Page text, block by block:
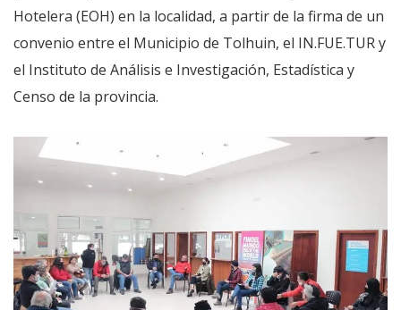
Hotelera (EOH) en la localidad, a partir de la firma de un
convenio entre el Municipio de Tolhuin, el IN.FUE.TUR y
el Instituto de Análisis e Investigación, Estadística y
Censo de la provincia.